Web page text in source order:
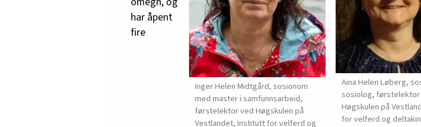
Aina Helen Løberg,
sosiolog, førstelektor
Høgskulen på
for velferd og
Inger Helen Midtgård, sosionom
med master i samfunnsarbeid,
førstelektor ved Høgskulen på
Vestlandet, Institutt for velferd og
har åpent
fire